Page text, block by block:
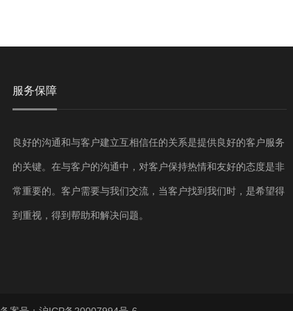
服务保障
良好的沟通和与客户建立互相信任的关系是提供良好的客户服务
的关键。在与客户的沟通中，对客户保持热情和友好的态度是非
常重要的。客户需要与我们交流，当客户找到我们时，是希望得
到重视，得到帮助和解决问题。